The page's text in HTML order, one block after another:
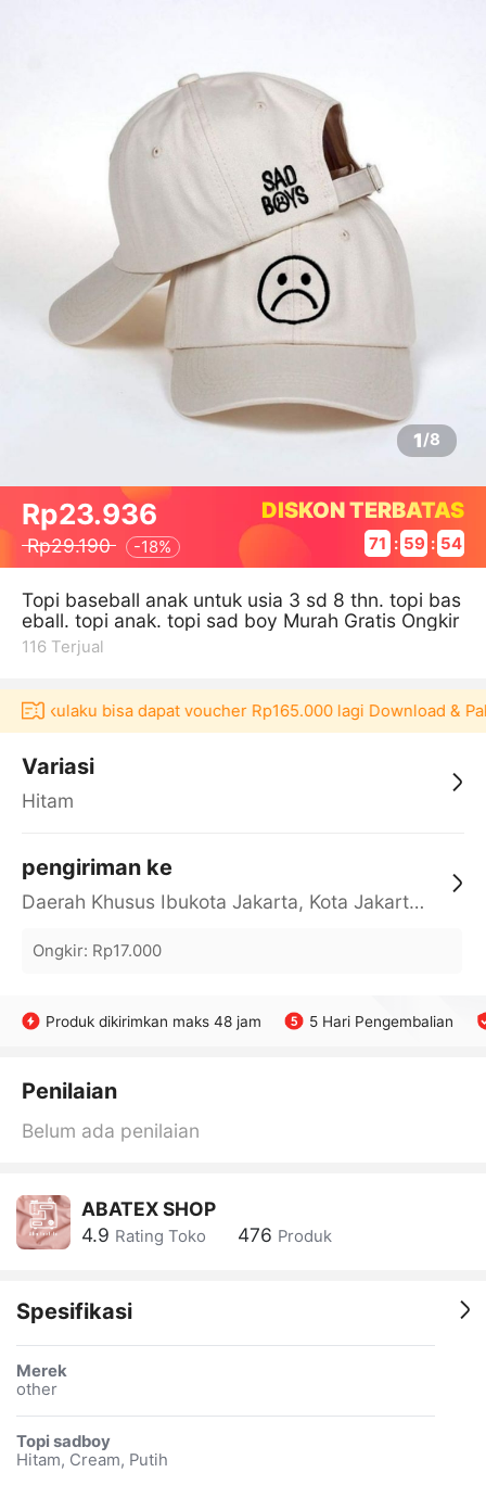
1/8
Rp23.936
Rp29.190 -18%
DISKON TERBATAS
71 : 59 : 53
Topi baseball anak untuk usia 3 sd 8 thn. topi bas
eball. topi anak. topi sad boy Murah Gratis Ongkir
116 Terjual
Akulaku bisa dapat voucher Rp165.000 lagi Download &
Variasi
Hitam
pengiriman ke
Daerah Khusus Ibukota Jakarta, Kota Jakarta Barat, Cengkareng, yy
Ongkir: Rp17.000
Produk dikirimkan maks 48 jam 5 Hari Pengembalian
Penilaian
Belum ada penilaian
ABATEX SHOP
4.9 Rating Toko 476 Produk
Spesifikasi
Merek
other
Topi sadboy
Hitam, Cream, Putih